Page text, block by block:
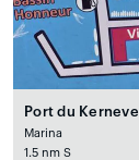
Port du Kernevel
Marina
1.5 nm S